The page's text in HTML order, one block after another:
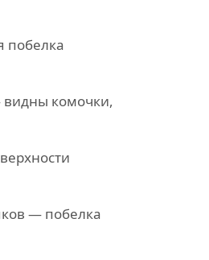
побелка
видны комочки,
— побелка